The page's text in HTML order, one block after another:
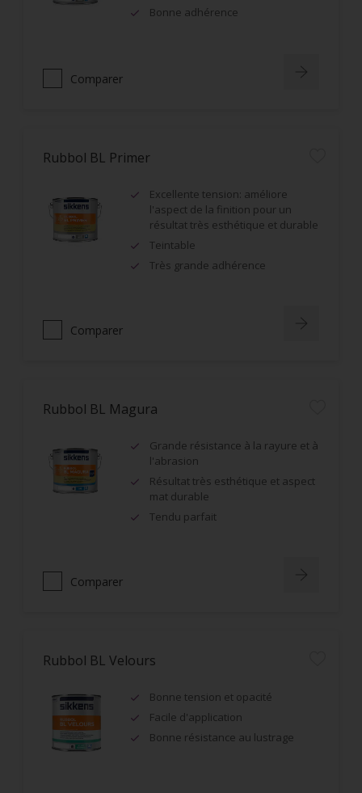
Bonne adhérence
Comparer
Rubbol BL Primer
Excellente tension: améliore
l'aspect de la finition pour un
résultat très esthétique et durable
Teintable
Très grande adhérence
Comparer
Rubbol BL Magura
Grande résistance à la rayure et à
l'abrasion
Résultat très esthétique et aspect
mat durable
Tendu parfait
Comparer
Rubbol BL Velours
Bonne tension et opacité
Facile d'application
Bonne résistance au lustrage